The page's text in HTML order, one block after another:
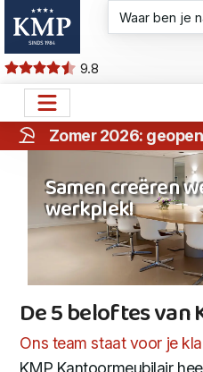
9.8
Zomer 2026:
Samen creëren
werkplek!
De 5 beloftes
De 5 beloftes van
Ons team staat voor je
KMP Kantoormeubilair